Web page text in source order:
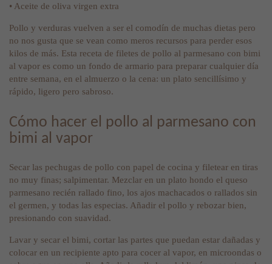
• Aceite de oliva virgen extra
Pollo y verduras vuelven a ser el comodín de muchas dietas pero
no nos gusta que se vean como meros recursos para perder esos
kilos de más. Esta receta de filetes de pollo al parmesano con bimi
al vapor es como un fondo de armario para preparar cualquier día
entre semana, en el almuerzo o la cena: un plato sencillísimo y
rápido, ligero pero sabroso.
Cómo hacer el pollo al parmesano con
bimi al vapor
Secar las pechugas de pollo con papel de cocina y filetear en tiras
no muy finas; salpimentar. Mezclar en un plato hondo el queso
parmesano recién rallado fino, los ajos machacados o rallados sin
el germen, y todas las especias. Añadir el pollo y rebozar bien,
presionando con suavidad.
Lavar y secar el bimi, cortar las partes que puedan estar dañadas y
colocar en un recipiente apto para cocer al vapor, en microondas o